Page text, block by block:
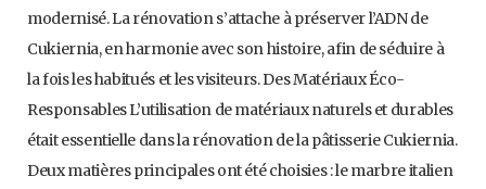
modernisé. La rénovation s’attache à préserver l’ADN de
Cukiernia, en harmonie avec son histoire, afin de séduire à
la fois les habitués et les visiteurs. Des Matériaux Éco-
Responsables L’utilisation de matériaux naturels et durables
était essentielle dans la rénovation de la pâtisserie Cukiernia.
Deux matières principales ont été choisies : le marbre italien